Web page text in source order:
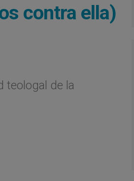
contra ella)
teologal de la